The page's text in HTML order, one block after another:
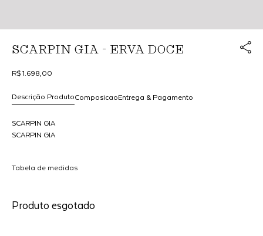
SCARPIN GIA - ERVA DOCE
Link
R$ 1.698,00
Composicao
Descrição Produto Entrega & Pagamento
SCARPIN GIA
SCARPIN GIA
Tabela de medidas
Produto esgotado